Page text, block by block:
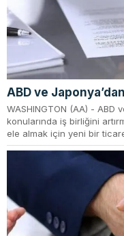
ABD ve
WASHINGTON (AA) -
konularında iş birliğini
ele almak için yeni bir